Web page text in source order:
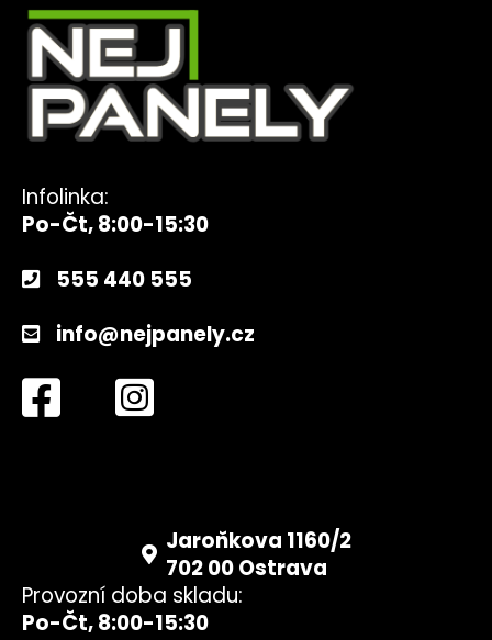
Infolinka:
Po-Čt, 8:00-15:30
555 440 555
info@nejpanely.cz
Jaroňkova 1160/2
702 00 Ostrava
Provozní doba skladu:
Po-Čt, 8:00-15:30